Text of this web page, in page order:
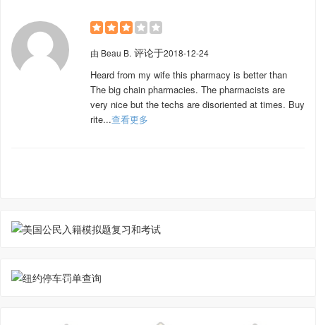
由 Beau B. 评论于2018-12-24
Heard from my wife this pharmacy is better than
The big chain pharmacies. The pharmacists are
very nice but the techs are disoriented at times. Buy
rite...查看更多